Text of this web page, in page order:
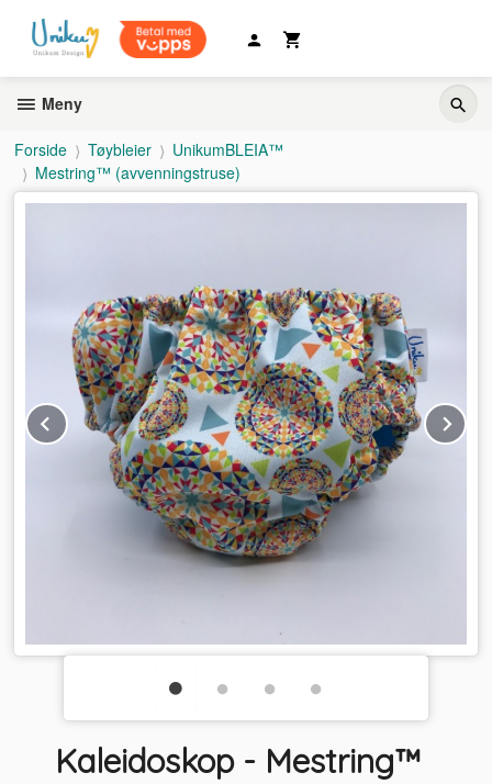
innholdet
Meny
Forside Tøybleier
UnikumBLEIA™
Mestring™ (avvenningstruse)
Prev
Kaleidoskop - Mestring™